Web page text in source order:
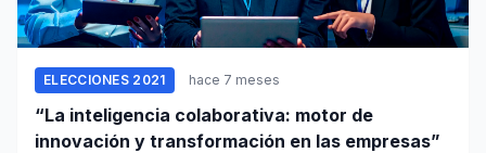
ELECCIONES 2021 hace 7 meses
“La inteligencia colaborativa: motor de
innovación y transformación en las empresas”